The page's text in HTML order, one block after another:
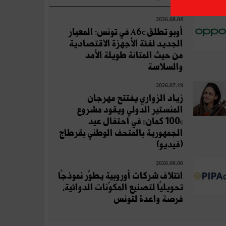
2026.08.04
أوبو تطلق A6c في تونس: المعيار
الجديد لفئة الأجهزة الاقتصادية
من حيث المتانة طويلة الأمد
والسلاسة
2026.07.19
زياد الزواري يفتتح مهرجان
المنستير الدولي ويقود مشروع
«100 كمان» في احتفال عيد
الجمهورية بالمتحف الوطني بقرطاج
(فيديو)
2026.08.06
ائتلاف شركات أوروبية يطوّر نموذجًا
تحويليًا لتصنيع المكوّنات الدوائية،
فرصة واعدة لتونس